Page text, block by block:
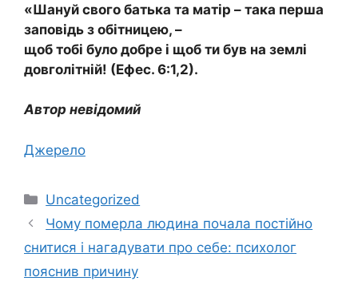
«Шануй свого батька та матір – така перша
заповідь з обітницею, –
щоб тобі було добре і щоб ти був на землі
довголітній! (Ефес. 6:1,2).
Автор невідомий
Джерело
Категорії
Uncategorized
Чому померла людина почала постійно
снитися і нагадувати про себе: психолог
пояснив причину